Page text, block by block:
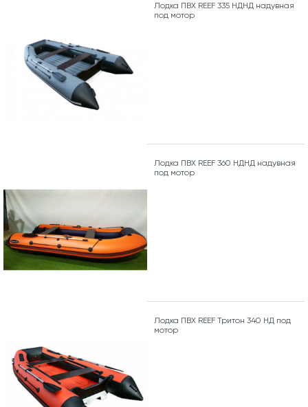
Лодка ПВХ REEF 335 НДНД надувная
под мотор
Лодка ПВХ REEF 360 НДНД надувная
под мотор
Лодка ПВХ REEF Тритон 340 НД под
мотор